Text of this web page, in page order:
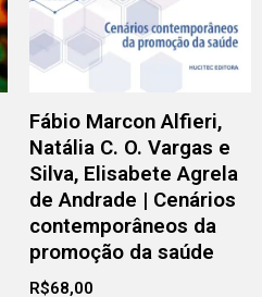
Fábio Marcon Alfieri,
Natália C. O. Vargas e
Silva, Elisabete Agrela
de Andrade | Cenários
contemporâneos da
promoção da saúde
R$68,00